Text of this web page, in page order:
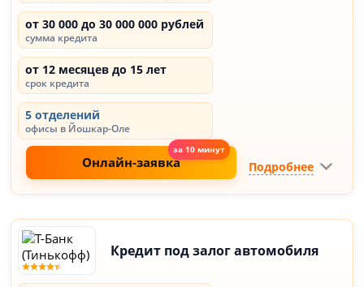
от 30 000 до 30 000 000 рублей
сумма кредита
от 12 месяцев до 15 лет
срок кредита
5 отделений
офисы в Йошкар-Оле
Онлайн-заявка Подробнее
Кредит под залог автомобиля